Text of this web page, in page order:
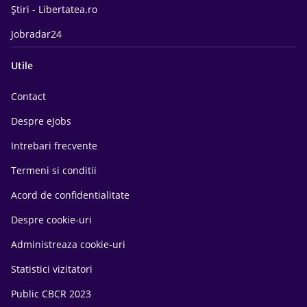
Știri - Libertatea.ro
Jobradar24
Utile
Contact
Despre eJobs
Intrebari frecvente
Termeni si conditii
Acord de confidentialitate
Despre cookie-uri
Administreaza cookie-uri
Statistici vizitatori
Public CBCR 2023